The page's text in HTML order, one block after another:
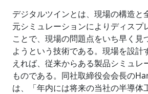
デジタルツインとは、現場の構造と
元シミュレーションによりディスプ
ことで、現場の問題点をいち早く見
ようという技術である。現場を設計
えれば、従来からある製品シミュレ
ものである。同社取締役会会長の
は、「年内には将来の当社の半導体